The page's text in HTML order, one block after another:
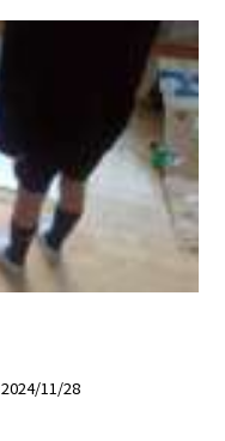
2024/11/28